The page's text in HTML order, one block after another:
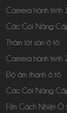
Camera hành trình
Các Gói Nâng
Thảm lót sàn ô tô
Camera hành trình
Độ âm thanh ô tô
Các Gói Nâng
Film Cách Nhiệt Ô